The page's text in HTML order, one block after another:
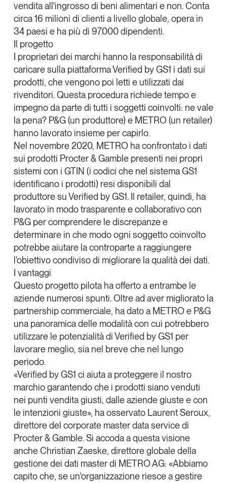
Tendenze è il magazine di GS1 Italy che racconta in
modo indipendente il cambiamento e le sfide del largo
consumo e dell’economia a professionisti e
consumatori
GS1 Italy GS1 Italy GS1 Italy
Tendenze
GS1 Italy
vendita all'ingrosso di beni alimentari e non. Conta
circa 16 milioni di clienti a livello globale, opera in
34 paesi e ha più di 97.000 dipendenti.
Il progetto
I proprietari dei marchi hanno la responsabilità di
caricare sulla piattaforma Verified by GS1 i dati sui
prodotti, che vengono poi letti e utilizzati dai
rivenditori. Questa procedura richiede tempo e
impegno da parte di tutti i soggetti coinvolti: ne vale
la pena? P&G (un produttore) e METRO (un retailer)
hanno lavorato insieme per capirlo.
Nel novembre 2020, METRO ha confrontato i dati
sui prodotti Procter & Gamble presenti nei propri
sistemi con i GTIN (i codici che nel sistema GS1
identificano i prodotti) resi disponibili dal
produttore su Verified by GS1. Il retailer, quindi, ha
lavorato in modo trasparente e collaborativo con
P&G percomprendere le discrepanze e
determinare in che modo ogni soggetto coinvolto
potrebbe aiutare la controparte a raggiungere
l'obiettivo condiviso di migliorare la qualità dei dati.
I vantaggi
Questo progetto pilota ha offerto a entrambe le
aziende numerosi spunti. Oltre ad aver migliorato la
partnership commerciale, ha dato a METRO e P&G
una panoramica delle modalità con cui potrebbero
utilizzare le potenzialità di Verified by GS1 per
lavorare meglio, sia nel breve che nel lungo
periodo.
«Verified by GS1 ci aiuta a proteggere il nostro
marchio garantendo che i prodotti siano venduti
nei punti vendita giusti, dalle aziende giuste e con
le intenzioni giuste», ha osservato Laurent Seroux,
direttore del corporate master data service di
Procter & Gamble. Si accoda a questa visione
ancheChristian Zaeske, direttore globale della
gestione dei dati master di METRO AG: «Abbiamo
capito che, se un'organizzazione riesce a gestire